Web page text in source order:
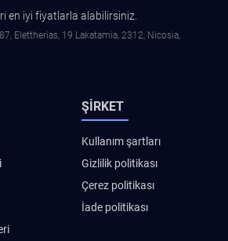
en iyi fiyatlarla alabilirsiniz.
Elettherias, 19 Lakatamia, 2312, Nicosia,
ŞIRKET
Kullanım şartları
Gizlilik politikası
Çerez politikası
İade politikası